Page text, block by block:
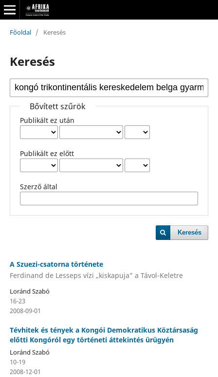
Főoldal / Keresés
Keresés
Bővített szűrök
Publikált ez után
Publikált ez előtt
Szerző által
Keresés
A Szuezi-csatorna története
Ferdinand de Lesseps vízi „kiskapuja” a Távol-Keletre
Loránd Szabó
16-23
2008-09-01
Tévhitek és tények a Kongói Demokratikus Köztársaság
előtti Kongóról egy történeti áttekintés ürügyén
Loránd Szabó
10-19
2008-12-01